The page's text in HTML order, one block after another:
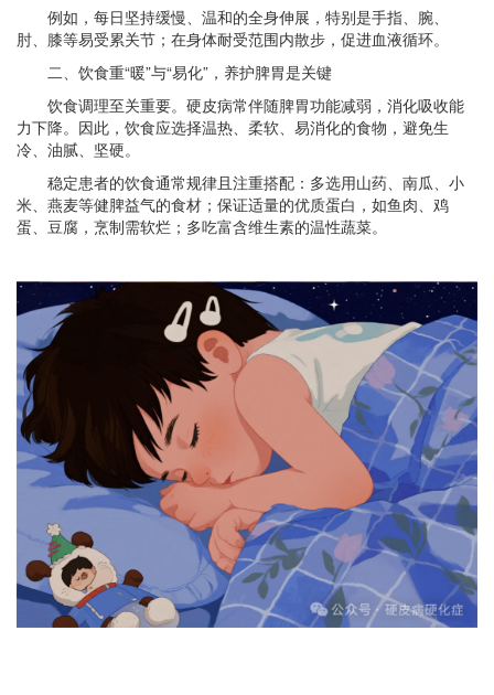
例如，每日坚持缓慢、温和的全身伸展，特别是手指、腕、
肘、膝等易受累关节；在身体耐受范围内散步，促进血液循环。
二、饮食重“暖”与“易化”，养护脾胃是关键
饮食调理至关重要。硬皮病常伴随脾胃功能减弱，消化吸收能
力下降。因此，饮食应选择温热、柔软、易消化的食物，避免生
冷、油腻、坚硬。
稳定患者的饮食通常规律且注重搭配：多选用山药、南瓜、小
米、燕麦等健脾益气的食材；保证适量的优质蛋白，如鱼肉、鸡
蛋、豆腐，烹制需软烂；多吃富含维生素的温性蔬菜。